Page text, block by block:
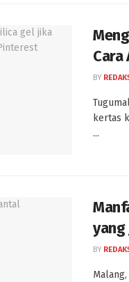
Cara
BY
kertas
...
yang
BY